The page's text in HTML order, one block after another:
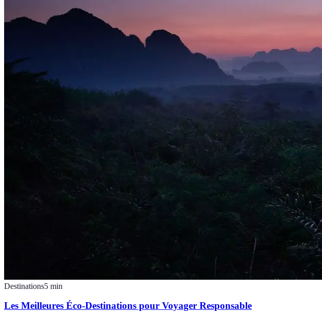
Destinations5 min
Les Meilleures Éco-Destinations pour Voyager Responsable